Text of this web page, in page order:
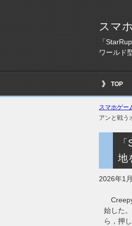
スマ
「
ワールド
TOP
スマホゲー
アンと戦う
地
2026年1
始した
ら，押